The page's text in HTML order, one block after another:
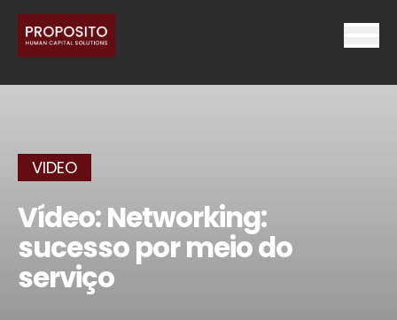
VIDEO
Vídeo: Networking:
sucesso por meio do
serviço